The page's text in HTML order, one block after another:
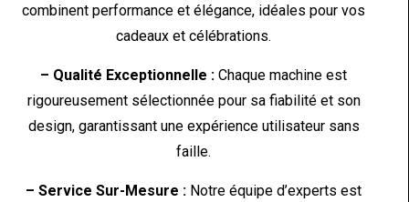
combinent performance et élégance, idéales pour vos
cadeaux et célébrations.
– Qualité Exceptionnelle : Chaque machine est
rigoureusement sélectionnée pour sa fiabilité et son
design, garantissant une expérience utilisateur sans
faille.
– Service Sur-Mesure : Notre équipe d’experts est